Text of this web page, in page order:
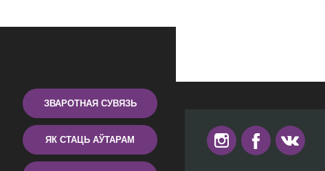
ЗВАРОТНАЯ СУВЯЗЬ
ЯК СТАЦЬ АЎТАРАМ